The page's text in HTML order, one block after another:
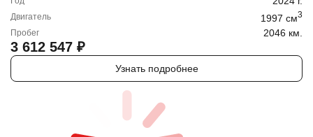
Двигатель 1997 cм3
Пробег 2046 км.
3 612 547 ₽
Узнать подробнее